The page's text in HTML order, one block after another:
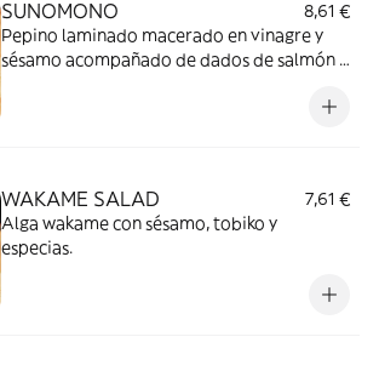
SUNOMONO
8,61 €
Pepino laminado macerado en vinagre y
sésamo acompañado de dados de salmón y
WAKAME SALAD
7,61 €
Alga wakame con sésamo, tobiko y
especias.